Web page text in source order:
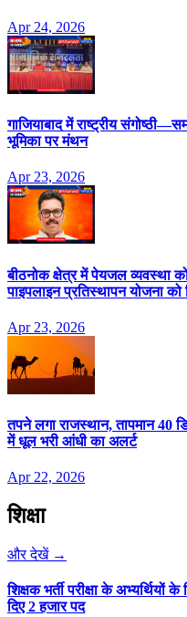
Apr 24, 2026
गाजियाबाद में राष्ट्रीय
भूमिका पर मंथन
Apr 23, 2026
बीठनोक क्षेत्र में पेयजल व्यवस्था
पाइपलाइन प्रतिस्थापन योजना को
Apr 23, 2026
तपने लगा राजस्थान, तापमान 40
में धूल भरी आंधी का अलर्ट
Apr 22, 2026
शिक्षा
और देखें →
शिक्षक भर्ती परीक्षा के
दिए 2 हजार पद